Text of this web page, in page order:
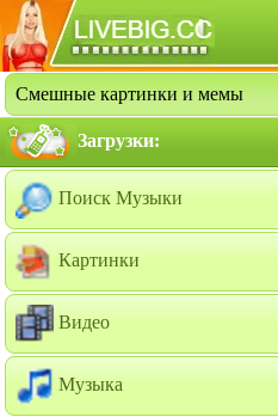
Смешные картинки и мемы
Загрузки:
Поиск Музыки
Картинки
Видео
Музыка